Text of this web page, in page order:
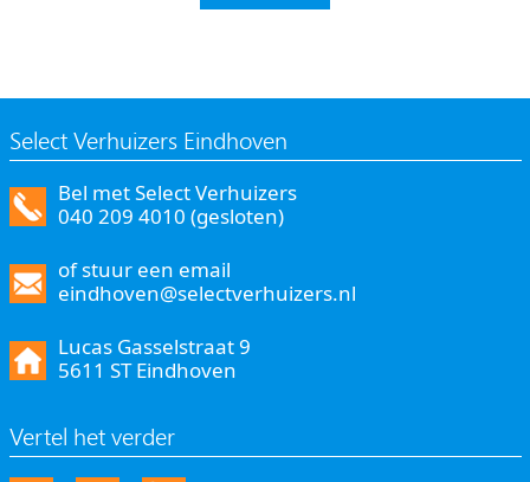
Select Verhuizers Eindhoven
Bel met Select Verhuizers
040 209 4010 (gesloten)
of stuur een email
eindhoven@selectverhuizers.nl
Lucas Gasselstraat 9
5611 ST Eindhoven
Vertel het verder